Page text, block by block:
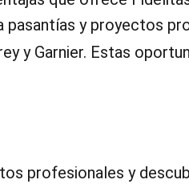
pasantías y proyectos
y Garnier. Estas
profesionales y